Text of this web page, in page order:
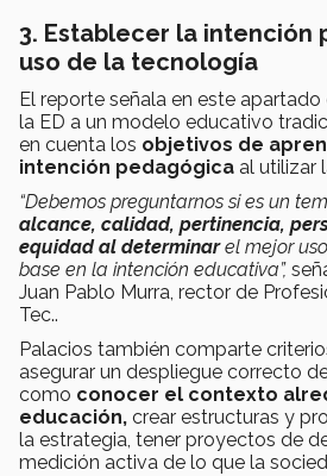
3. Establecer la intención
uso de la tecnología
El reporte señala en este
la ED a un modelo educativo
en cuenta los objetivos de
intención pedagógica al utilizar
“Debemos preguntarnos si es un
alcance, calidad, pertinencia,
equidad al determinarel mejor
base en la intención educativa”,
Juan Pablo Murra, rector de
Tec..
Palacios también comparte
asegurar un despliegue correcto
como conocer el contexto
educación, crear estructuras y
la estrategia, tener proyectos de
medición activa de lo que la